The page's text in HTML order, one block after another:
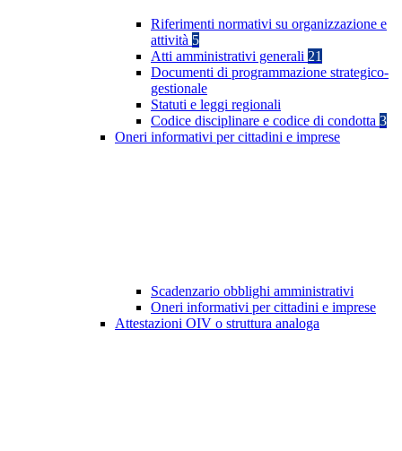
Riferimenti normativi su organizzazione e
attività 5
Atti amministrativi generali 21
Documenti di programmazione strategico-
gestionale
Statuti e leggi regionali
Codice disciplinare e codice di condotta 3
Oneri informativi per cittadini e imprese
Scadenzario obblighi amministrativi
Oneri informativi per cittadini e imprese
Attestazioni OIV o struttura analoga